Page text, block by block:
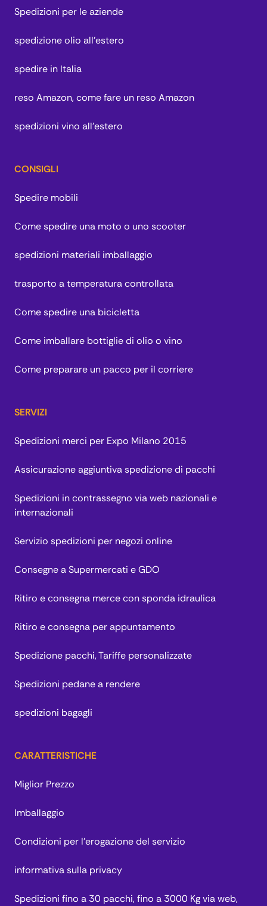
Spedizioni per le aziende
spedizione olio all'estero
spedire in Italia
reso Amazon, come fare un reso Amazon
spedizioni vino all'estero
CONSIGLI
Spedire mobili
Come spedire una moto o uno scooter
spedizioni materiali imballaggio
trasporto a temperatura controllata
Come spedire una bicicletta
Come imballare bottiglie di olio o vino
Come preparare un pacco per il corriere
SERVIZI
Spedizioni merci per Expo Milano 2015
Assicurazione aggiuntiva spedizione di pacchi
Spedizioni in contrassegno via web nazionali e
internazionali
Servizio spedizioni per negozi online
Consegne a Supermercati e GDO
Ritiro e consegna merce con sponda idraulica
Ritiro e consegna per appuntamento
Spedizione pacchi, Tariffe personalizzate
Spedizioni pedane a rendere
spedizioni bagagli
CARATTERISTICHE
Miglior Prezzo
Imballaggio
Condizioni per l’erogazione del servizio
informativa sulla privacy
Spedizioni fino a 30 pacchi, fino a 3000 Kg via web,